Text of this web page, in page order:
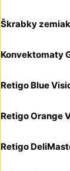
Škrabky
Konvektomaty
Retigo Blue
Retigo Orange
Retigo